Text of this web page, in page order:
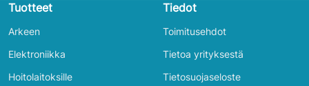
Tuotteet
Arkeen
Elektroniikka
Hoitolaitoksille
Tiedot
Toimitusehdot
Tietoa yrityksestä
Tietosuojaseloste